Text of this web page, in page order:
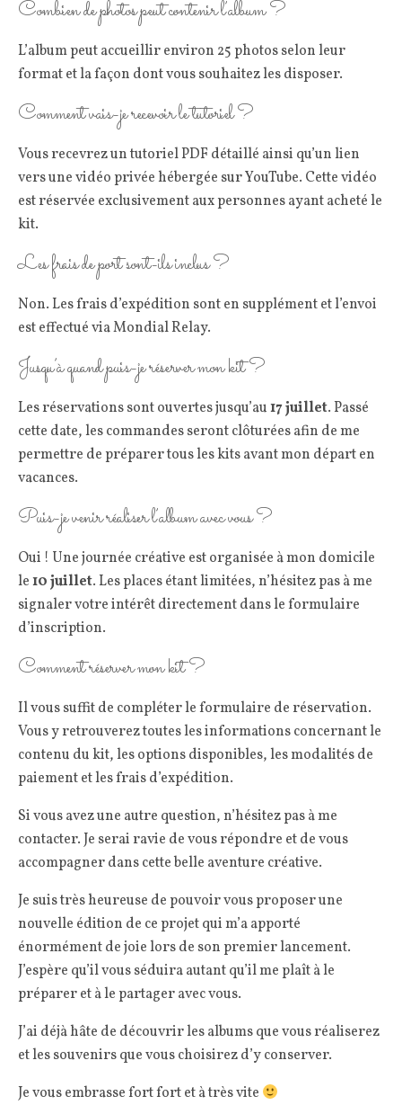
Combien de photos peut contenir l’album ?
L’album peut accueillir environ 25 photos selon leur
format et la façon dont vous souhaitez les disposer.
Comment vais-je recevoir le tutoriel ?
Vous recevrez un tutoriel PDF détaillé ainsi qu’un lien
vers une vidéo privée hébergée sur YouTube. Cette vidéo
est réservée exclusivement aux personnes ayant acheté le
kit.
Les frais de port sont-ils inclus ?
Non. Les frais d’expédition sont en supplément et l’envoi
est effectué via Mondial Relay.
Jusqu’à quand puis-je réserver mon kit ?
Les réservations sont ouvertes jusqu’au17 juillet. Passé
cette date, les commandes seront clôturées afin de me
permettre de préparer tous les kits avant mon départ en
vacances.
Puis-je venir réaliser l’album avec vous ?
Oui ! Une journée créative est organisée à mon domicile
le10 juillet. Les places étant limitées, n’hésitez pas à me
signaler votre intérêt directement dans le formulaire
d’inscription.
Comment réserver mon kit ?
Il vous suffit de compléter le formulaire de réservation.
Vous y retrouverez toutes les informations concernant le
contenu du kit, les options disponibles, les modalités de
paiement et les frais d’expédition.
Si vous avez une autre question, n’hésitez pas à me
contacter. Je serai ravie de vous répondre et de vous
accompagner dans cette belle aventure créative.
Je suis très heureuse de pouvoir vous proposer une
nouvelle édition de ce projet qui m’a apporté
énormément de joie lors de son premier lancement.
J’espère qu’il vous séduira autant qu’il me plaît à le
préparer et à le partager avec vous.
J’ai déjà hâte de découvrir les albums que vous réaliserez
et les souvenirs que vous choisirez d’y conserver.
Je vous embrasse fort fort et à très vite